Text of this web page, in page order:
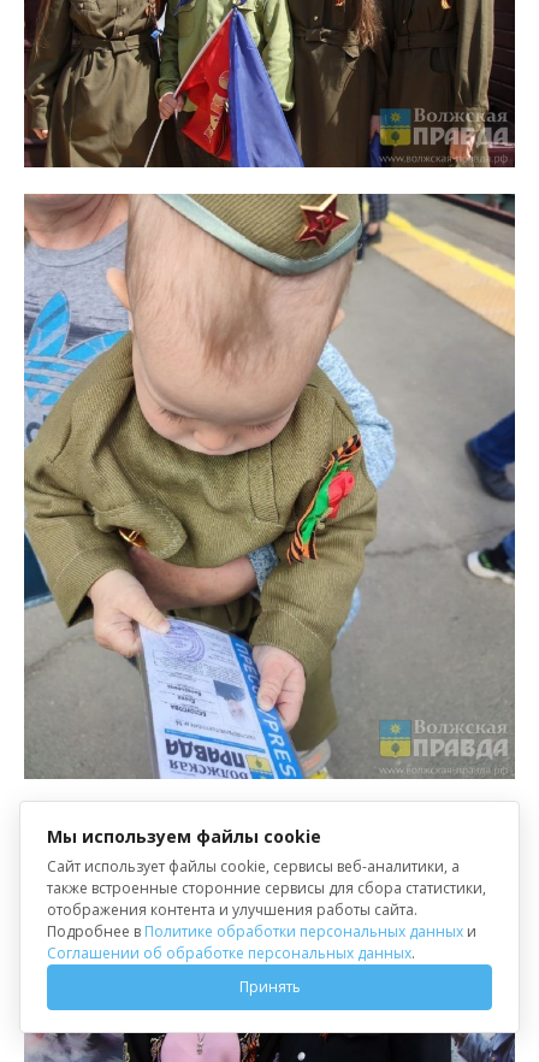
Мы используем файлы cookie
Сайт использует файлы cookie, сервисы веб-аналитики, а
также встроенные сторонние сервисы для сбора статистики,
отображения контента и улучшения работы сайта.
Подробнее в Политике обработки персональных данных и
Соглашении об обработке персональных данных.
Принять